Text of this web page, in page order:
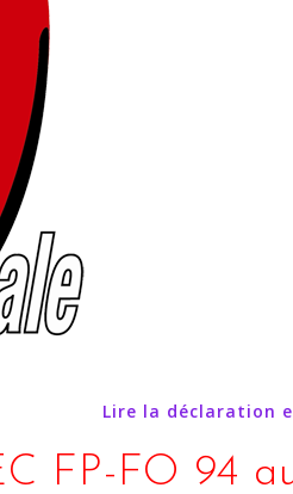
Lire la déclaration
FP-FO 94